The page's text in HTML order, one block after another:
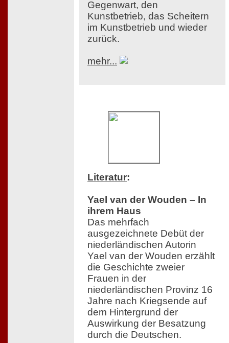
Gegenwart, den
Kunstbetrieb, das Scheitern
im Kunstbetrieb und wieder
zurück.
mehr...
Literatur:
Yael van der Wouden – In
ihrem Haus
Das mehrfach
ausgezeichnete Debüt der
niederländischen Autorin
Yael van der Wouden erzählt
die Geschichte zweier
Frauen in der
niederländischen Provinz 16
Jahre nach Kriegsende auf
dem Hintergrund der
Auswirkung der Besatzung
durch die Deutschen.